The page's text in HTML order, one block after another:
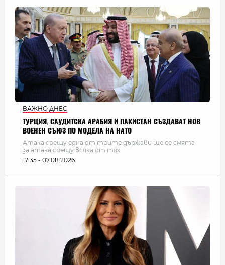
ВАЖНО ДНЕС
ТУРЦИЯ, САУДИТСКА АРАБИЯ И ПАКИСТАН СЪЗДАВАТ НОВ
ВОЕНЕН СЪЮЗ ПО МОДЕЛА НА НАТО
Атака срещу една от трите държави ще се смята
за атака срещу всяка от тях
17:35 - 07.08.2026